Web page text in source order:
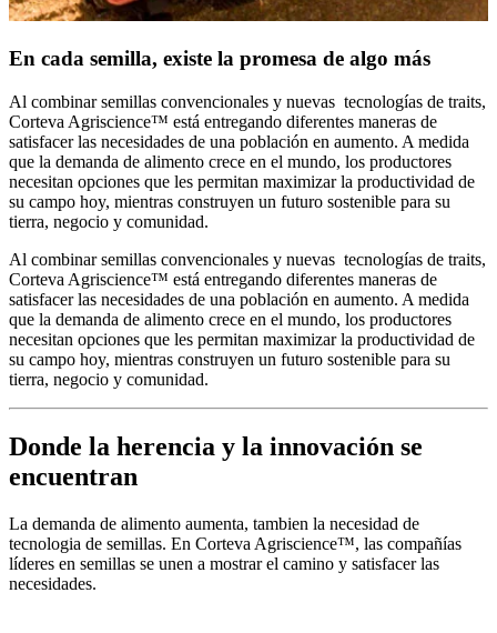
En cada semilla, existe la promesa de algo más
Al combinar semillas convencionales y nuevas tecnologías de traits,
Corteva Agriscience™ está entregando diferentes maneras de
satisfacer las necesidades de una población en aumento. A medida
que la demanda de alimento crece en el mundo, los productores
necesitan opciones que les permitan maximizar la productividad de
su campo hoy, mientras construyen un futuro sostenible para su
tierra, negocio y comunidad.
Al combinar semillas convencionales y nuevas tecnologías de traits,
Corteva Agriscience™ está entregando diferentes maneras de
satisfacer las necesidades de una población en aumento. A medida
que la demanda de alimento crece en el mundo, los productores
necesitan opciones que les permitan maximizar la productividad de
su campo hoy, mientras construyen un futuro sostenible para su
tierra, negocio y comunidad.
Donde la herencia y la innovación se
encuentran
La demanda de alimento aumenta, tambien la necesidad de
tecnologia de semillas. En Corteva Agriscience™, las compañías
líderes en semillas se unen a mostrar el camino y satisfacer las
necesidades.